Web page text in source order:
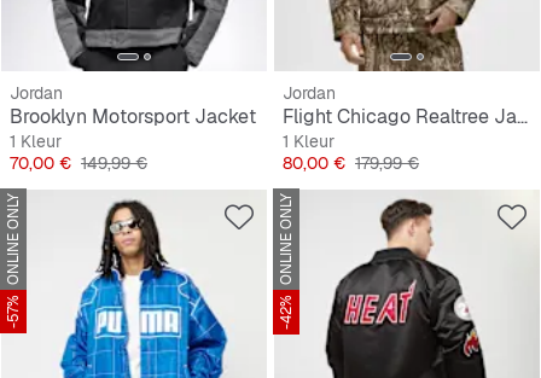
Jordan
Brooklyn Motorsport Jacket
1 Kleur
Prijs
70,00 € Originele Prijs
149,99 €
Jordan
Flight Chicago Realtree Jacket
1 Kleur
Prijs
80,00 € Originele Prijs
179,99 €
ONLINE ONLY
-57%
ONLINE ONLY
-42%